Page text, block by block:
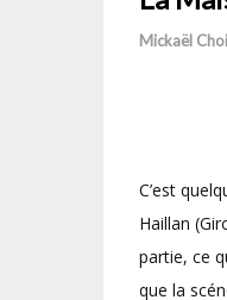
Mickaël
C’est
Haillan
partie, ce
que la